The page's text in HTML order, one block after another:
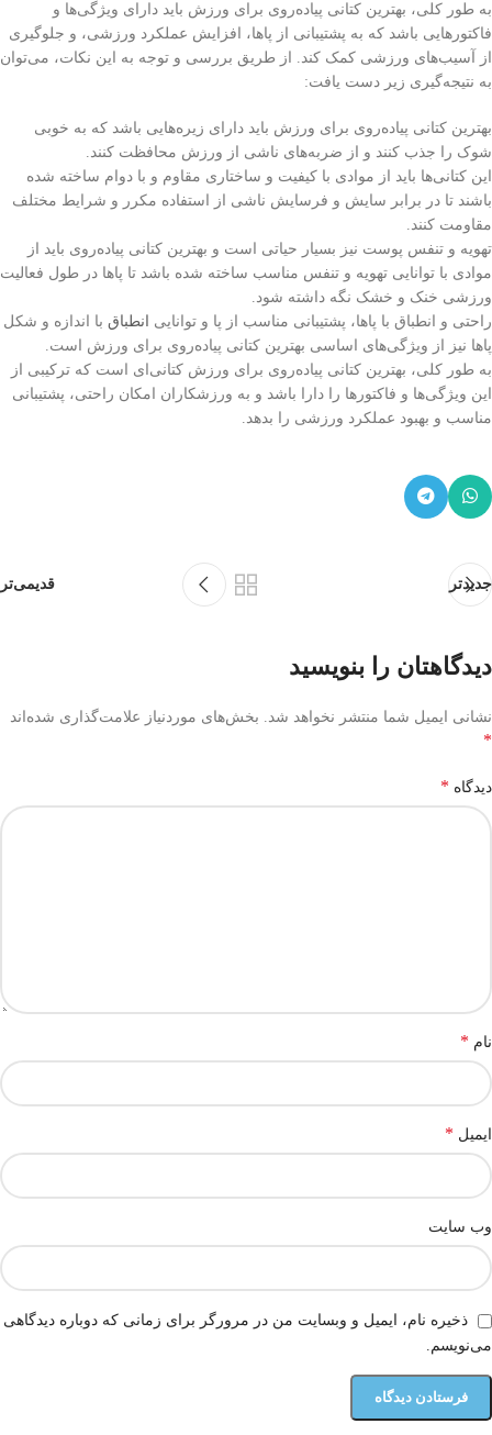
به طور کلی، بهترین کتانی پیاده‌روی برای ورزش باید دارای ویژگی‌ها و
فاکتورهایی باشد که به پشتیبانی از پاها، افزایش عملکرد ورزشی، و جلوگیری
از آسیب‌های ورزشی کمک کند. از طریق بررسی و توجه به این نکات، می‌توان
به نتیجه‌گیری زیر دست یافت:
بهترین کتانی پیاده‌روی برای ورزش باید دارای زیره‌هایی باشد که به خوبی
شوک را جذب کنند و از ضربه‌های ناشی از ورزش محافظت کنند.
این کتانی‌ها باید از موادی با کیفیت و ساختاری مقاوم و با دوام ساخته شده
باشند تا در برابر سایش و فرسایش ناشی از استفاده مکرر و شرایط مختلف
مقاومت کنند.
تهویه و تنفس پوست نیز بسیار حیاتی است و بهترین کتانی پیاده‌روی باید از
موادی با توانایی تهویه و تنفس مناسب ساخته شده باشد تا پاها در طول فعالیت
ورزشی خنک و خشک نگه داشته شود.
راحتی و انطباق با پاها، پشتیبانی مناسب از پا و توانایی
انطباق با اندازه و شکل
پاها نیز از ویژگی‌های اساسی بهترین کتانی پیاده‌روی برای ورزش است.
به طور کلی، بهترین کتانی پیاده‌روی برای ورزش کتانی‌ای است که ترکیبی از
این ویژگی‌ها و فاکتورها را دارا باشد و به ورزشکاران امکان راحتی، پشتیبانی
مناسب و بهبود عملکرد ورزشی را بدهد.
جدیدتر قدیمی‌تر
دیدگاهتان را بنویسید
نشانی ایمیل شما منتشر نخواهد شد. بخش‌های موردنیاز علامت‌گذاری شده‌اند
*
دیدگاه *
نام *
ایمیل *
وب‌ سایت
ذخیره نام، ایمیل و وبسایت من در مرورگر برای زمانی که دوباره دیدگاهی
می‌نویسم.